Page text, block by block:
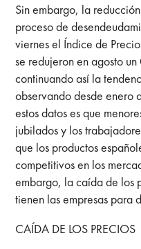
Sin embargo, la
proceso de
viernes el Índice de
se redujeron en agosto
continuando así la
observando desde enero
estos datos es que
jubilados y los
que los productos
competitivos en los
embargo, la caída de los
tienen las empresas para
CAÍDA DE LOS PRECIOS